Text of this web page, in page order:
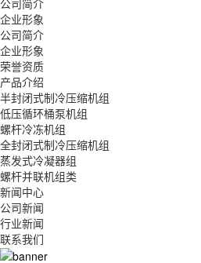
公司简介
企业形象
公司简介
企业形象
荣誉资质
产品介绍
半封闭式制冷压缩机组
低压循环桶泵机组
螺杆冷冻机组
全封闭式制冷压缩机组
蒸发式冷凝器组
螺杆并联机组类
新闻中心
公司新闻
行业新闻
联系我们